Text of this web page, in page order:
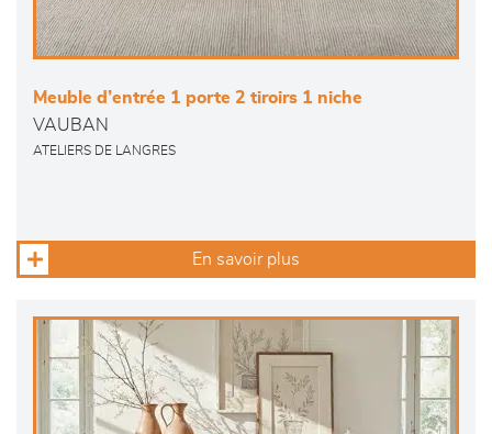
Meuble d’entrée 1 porte 2 tiroirs 1 niche
VAUBAN
ATELIERS DE LANGRES
En savoir plus